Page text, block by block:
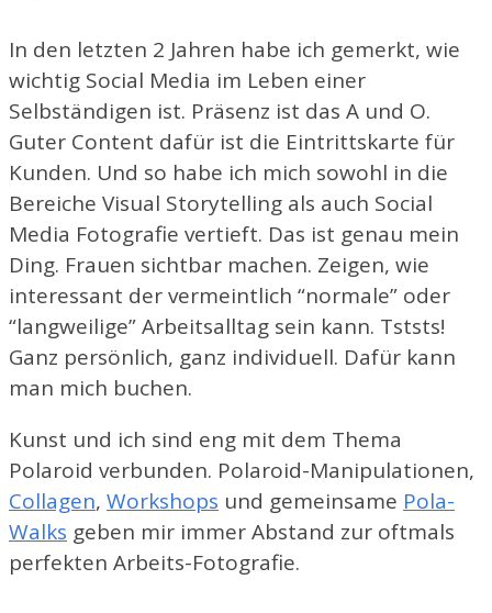
In den letzten 2 Jahren habe ich gemerkt, wie
wichtig Social Media im Leben einer
Selbständigen ist. Präsenz ist das A und O.
Guter Content dafür ist die Eintrittskarte für
Kunden. Und so habe ich mich sowohl in die
Bereiche Visual Storytelling als auch Social
Media Fotografie vertieft. Das ist genau mein
Ding. Frauen sichtbar machen. Zeigen, wie
interessant der vermeintlich “normale” oder
“langweilige” Arbeitsalltag sein kann. Tststs!
Ganz persönlich, ganz individuell. Dafür kann
man mich buchen.
Kunst und ich sind eng mit dem Thema
Polaroid verbunden. Polaroid-Manipulationen,
Collagen, Workshops und gemeinsame Pola-
Walks geben mir immer Abstand zur oftmals
perfekten Arbeits-Fotografie.